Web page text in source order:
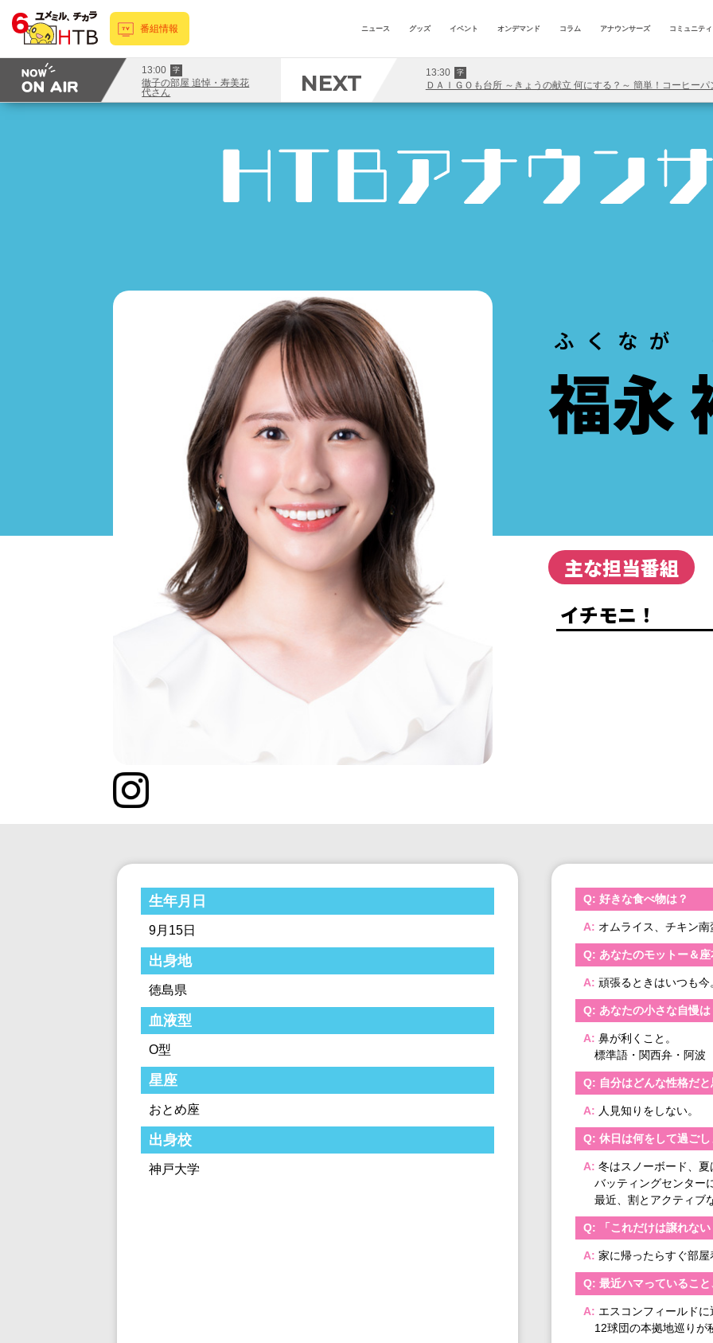
番組情報 ニュース グッズ イベント オンデマンド コラム アナウンサーズ コミュニティ
13:00 字
徹子の部屋 追悼・寿美花
代さん
NEXT 13:30 字
ＤＡＩＧＯも台所 ～きょうの献立 何にする？～ 簡単！コーヒーパ
福永
ふくなが
主な担当番組
イチモニ！
生年月日
9月15日
出身地
徳島県
血液型
O型
星座
おとめ座
出身校
神戸大学
好きな食べ物は？
オムライス、チキン南
あなたのモットー＆
頑張るときはいつも今
あなたの小さな自慢
鼻が利くこと。
標準語・関西弁・阿波
自分はどんな性格だ
人見知りをしない。
休日は何をして過ご
冬はスノーボード、
バッティングセンター
最近、割とアクティブ
「これだけは譲れな
家に帰ったらすぐ部屋
最近ハマっているこ
エスコンフィールド
12球団の本拠地巡りが